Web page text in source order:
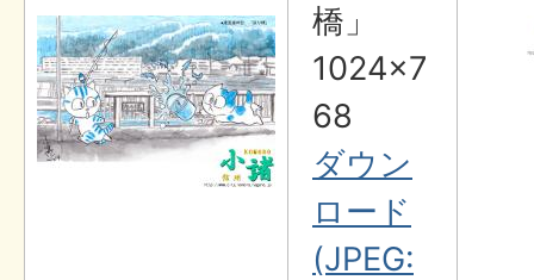
橋」
1024×7
68
ダウン
ロード
(JPEG: